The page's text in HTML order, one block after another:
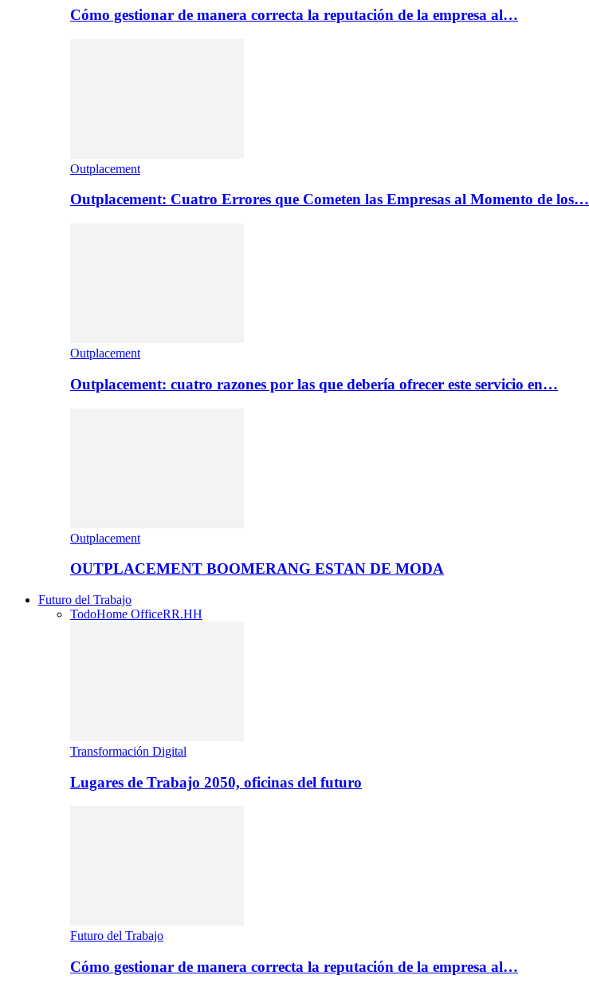
Cómo gestionar de manera correcta la reputación de la empresa al…
Outplacement
Outplacement: Cuatro Errores que Cometen las Empresas al Momento de los…
Outplacement
Outplacement: cuatro razones por las que debería ofrecer este servicio en…
Outplacement
OUTPLACEMENT BOOMERANG ESTAN DE MODA
Futuro del Trabajo
TodoHome OfficeRR.HH
Transformación Digital
Lugares de Trabajo 2050, oficinas del futuro
Futuro del Trabajo
Cómo gestionar de manera correcta la reputación de la empresa al…